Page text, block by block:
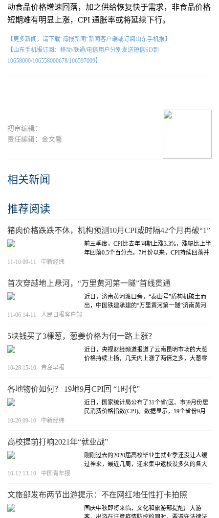
动食品价格增速回落，加之供给恢复快于需求，非食品价格
短期难有明显上涨，CPI 通胀率或将延续下行。
【更多新闻，请下载"海报新闻"新闻客户端或订阅山东手机报】
【山东手机报订阅：移动/联通/电信用户分别发送短信SD到
10658000/106558000678/106597009】
初审编辑：
责任编辑：金文馨
相关新闻
推荐阅读
猪肉价格跌跌不休，机构预测10月CPI或时隔42个月再破“1”
前三季度，CPI比去年同期上涨3.3%，涨幅比上半
年回落0.5个百分点。7月份以来，CPI持续回落并
11-10 09-11 中新经纬
首次穿越地上悬河，“万里黄河第一隧”首线贯通
近日，济南黄河渡口旁，“泰山号”盾构机破土而
出，中国铁建承建的“万里黄河第一隧”济南黄河
人类历史上首次穿越地上悬河！
11-06 14-11 人民日报客户端
5块钱买了3棵葱，葱姜价格为何一路上涨？
近日，央视财经频道报道了云南昆明市场的大葱
价格持续上扬，几天内上涨了两倍之多，大葱零
10-28 15-10 青岛早报
各地物价如何？ 19地9月CPI回 “1时代”
近日，国家统计局公布了31个省(区、市)9月份居
民消费价格指数(CPI)。数据显示，19个省份9月
10-20 09-10 中新经纬
高校提前打响2021年“就业战”
刚刚过去的2020届高校毕业生就业季还没让人缓
过神来，最近几周，迎来集中返校没多久的各大
10-12 13-10 中国青年报
文旅部发布两节出游提示：不在网红地任性打卡拍照
国庆中秋即将来临，文化和旅游部提醒广大游